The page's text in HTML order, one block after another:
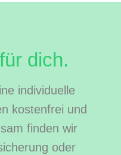
dich.
individuelle
kostenfrei und
finden wir
oder